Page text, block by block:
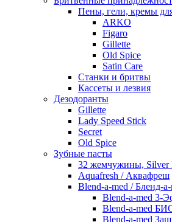
Пены, гели, кремы
ARKO
Figaro
Gillette
Old Spice
Satin Care
Станки и бритвы
Кассеты и лезвия
Дезодоранты
Gillette
Lady Speed Stick
Secret
Old Spice
Зубные пасты
32 жемчужины, Silver
Aquafresh / Аквафреш
Blend-a-med / Бленд-
Blend-a-med 3-
Blend-a-med
Blend-a-med